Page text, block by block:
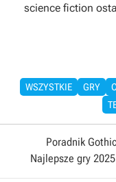
science fiction
WSZYSTKIE GRY
Poradnik
Najlepsze gry